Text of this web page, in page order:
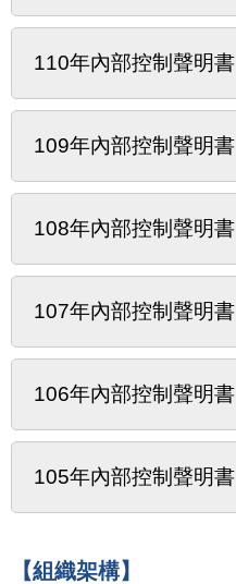
110年內部控制聲明書
109年內部控制聲明書
108年內部控制聲明書
107年內部控制聲明書
106年內部控制聲明書
105年內部控制聲明書
【組織架構】